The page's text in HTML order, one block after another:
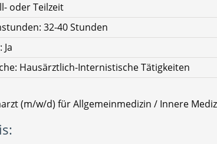
oder Teilzeit
32-40 Stunden
Hausärztlich-Internistische Tätigkeiten
(m/w/d) für Allgemeinmedizin / Innere